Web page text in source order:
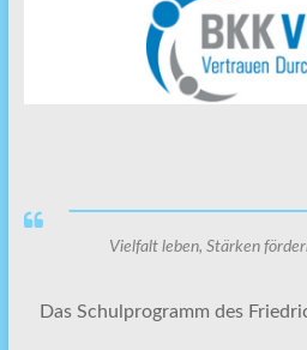
Vielfalt leben, Stärken
Das Schulprogramm des